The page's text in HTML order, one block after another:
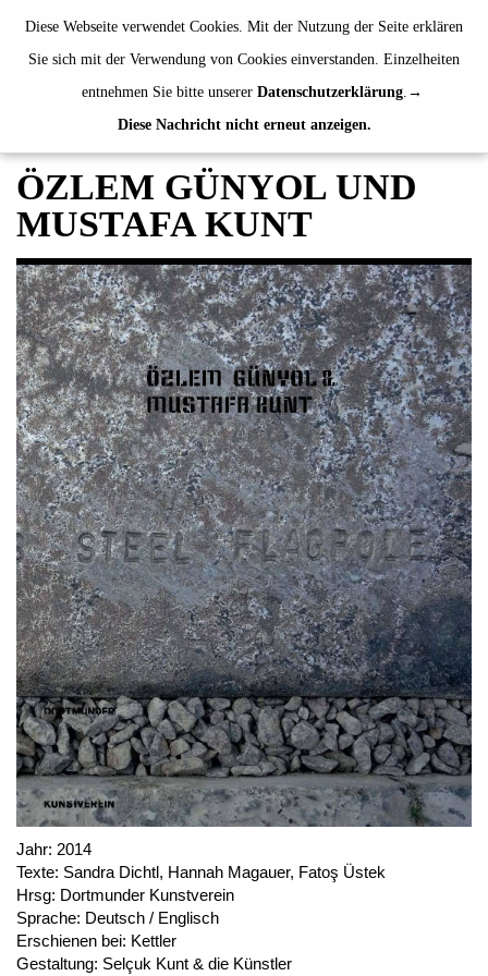
Diese Webseite verwendet Cookies. Mit der Nutzung der Seite erklären
Sie sich mit der Verwendung von Cookies einverstanden. Einzelheiten
entnehmen Sie bitte unserer Datenschutzerklärung.
Diese Nachricht nicht erneut anzeigen.
de | en
AUSSTELLUNGEN
VERANSTALTUNGEN
JAHRESGABEN
PUBLIKATIONEN
Künstler*innenhefte
Neuerscheinungen
Überblick
ÜBER UNS
BESUCH
MITGLIEDSCHAFT
NEWSLETTER
INSTAGRAM
PARTNER
IMPRESSUM
DATENSCHUTZ
ÖZLEM GÜNYOL UND
MUSTAFA KUNT
Jahr: 2014
Texte: Sandra Dichtl, Hannah Magauer, Fatoş Üstek
Hrsg: Dortmunder Kunstverein
Sprache: Deutsch / Englisch
Erschienen bei: Kettler
Gestaltung: Selçuk Kunt & die Künstler